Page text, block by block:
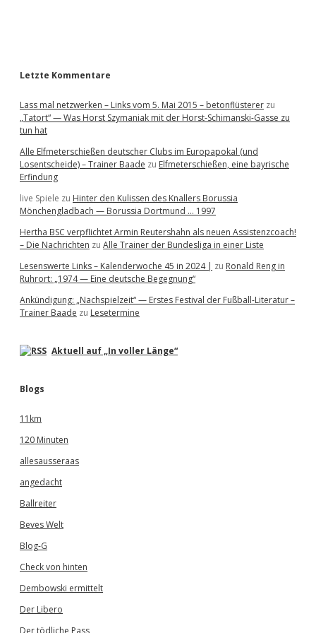
Letzte Kommentare
Lass mal netzwerken – Links vom 5. Mai 2015 – betonflüsterer zu
„Tatort“ — Was Horst Szymaniak mit der Horst-Schimanski-Gasse zu
tun hat
Alle Elfmeterschießen deutscher Clubs im Europapokal (und
Losentscheide) – Trainer Baade zu Elfmeterschießen, eine bayrische
Erfindung
live Spiele zu Hinter den Kulissen des Knallers Borussia
Mönchengladbach — Borussia Dortmund … 1997
Hertha BSC verpflichtet Armin Reutershahn als neuen Assistenzcoach!
– Die Nachrichten zu Alle Trainer der Bundesliga in einer Liste
Lesenswerte Links – Kalenderwoche 45 in 2024 | zu Ronald Reng in
Ruhrort: „1974 — Eine deutsche Begegnung“
Ankündigung: „Nachspielzeit“ — Erstes Festival der Fußball-Literatur –
Trainer Baade zu Lesetermine
Aktuell auf „In voller Länge“
Blogs
11km
120 Minuten
allesausseraas
angedacht
Ballreiter
Beves Welt
Blog-G
Check von hinten
Dembowski ermittelt
Der Libero
Der tödliche Pass